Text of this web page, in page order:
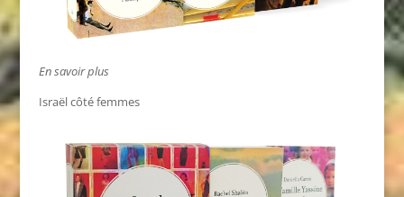
En savoir plus
Israël côté femmes